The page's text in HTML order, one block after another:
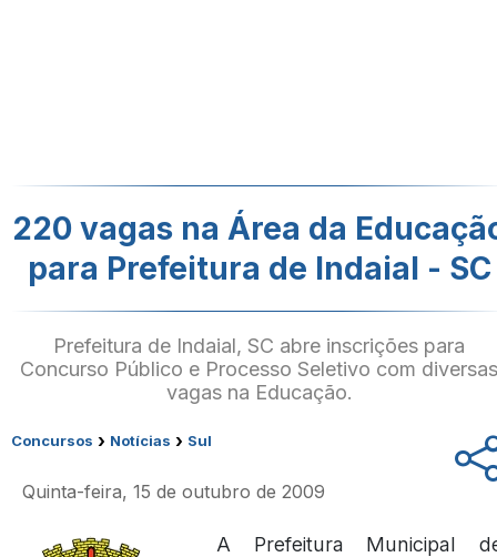
220 vagas na Área da
para Prefeitura de Indaial - SC
Prefeitura de Indaial, SC abre inscrições para
Concurso Público e Processo Seletivo com
vagas na Educação.
Concursos › Notícias › Sul
Quinta-feira, 15 de outubro de 2009
A Prefeitura Municipal